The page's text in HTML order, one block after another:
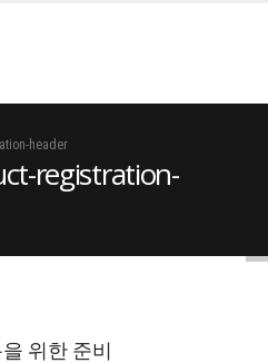
header
registration-
위한 준비